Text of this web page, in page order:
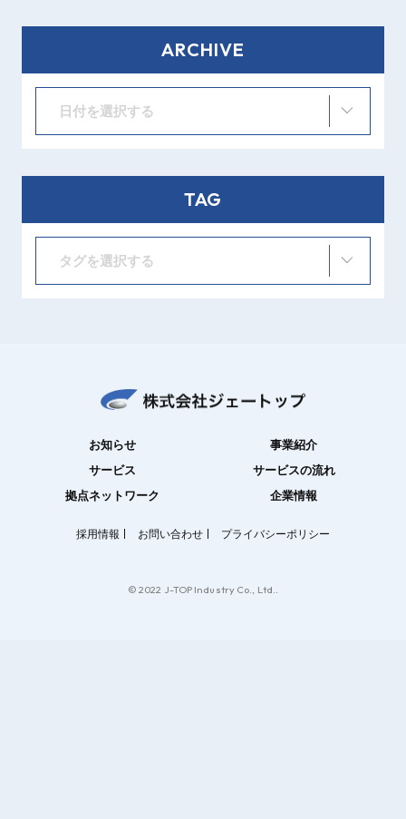
ARCHIVE
日付を選択する
TAG
タグを選択する
お知らせ
事業紹介
サービス
サービスの流れ
拠点ネットワーク
企業情報
採用情報 お問い合わせ プライバシーポリシー
© 2022 J-TOP Industry Co., Ltd..